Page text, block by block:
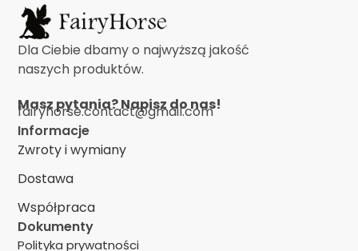
Dla Ciebie dbamy o najwyższą jakość
naszych produktów.
Masz pytania? Napisz do nas!
fairyhorse.contact@gmail.com
Informacje
Zwroty i wymiany
Dostawa
Współpraca
Dokumenty
Polityka prywatności